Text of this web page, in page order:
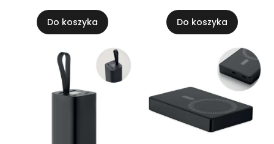
Do koszyka Do koszyka